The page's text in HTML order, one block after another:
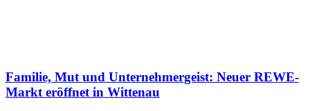
Familie, Mut und Unternehmergeist: Neuer REWE-
Markt eröffnet in Wittenau